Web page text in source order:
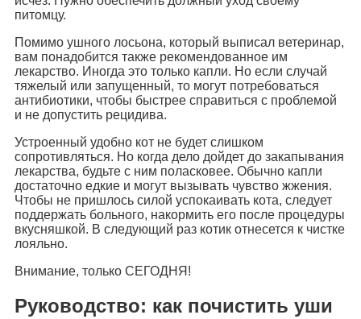
питомцу.
Помимо ушного лосьона, который выписал ветеринар,
вам понадобится также рекомендованное им
лекарство. Иногда это только капли. Но если случай
тяжелый или запущенный, то могут потребоваться
антибиотики, чтобы быстрее справиться с проблемой
и не допустить рецидива.
Устроенный удобно кот не будет слишком
сопротивляться. Но когда дело дойдет до закапывания
лекарства, будьте с ним поласковее. Обычно капли
достаточно едкие и могут вызывать чувство жжения.
Чтобы не пришлось силой успокаивать кота, следует
поддержать больного, накормить его после процедуры
вкусняшкой. В следующий раз котик отнесется к чистке
лояльно.
Внимание, только СЕГОДНЯ!
Руководство: как почистить уши